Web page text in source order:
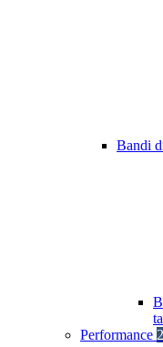
Bandi
Performance